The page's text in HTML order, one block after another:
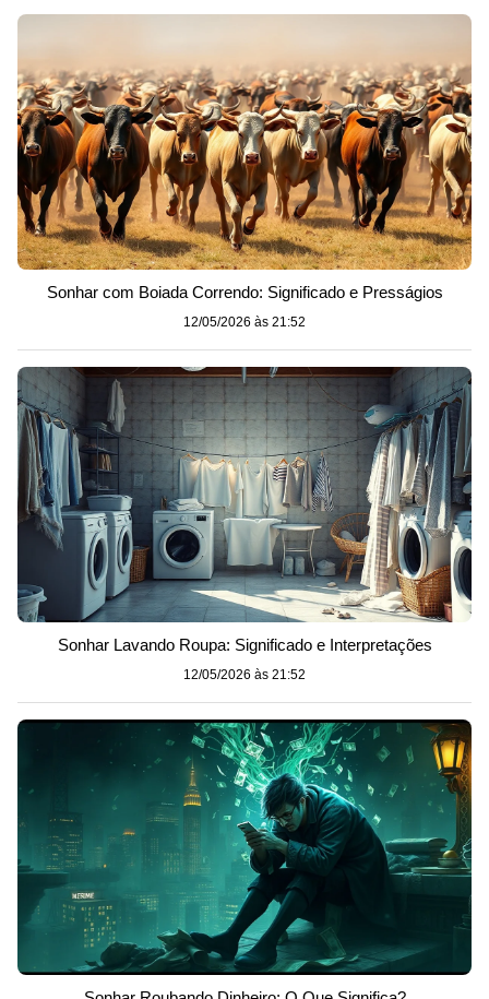
Sonhar com Boiada Correndo: Significado e Presságios
12/05/2026 às 21:52
Sonhar Lavando Roupa: Significado e Interpretações
12/05/2026 às 21:52